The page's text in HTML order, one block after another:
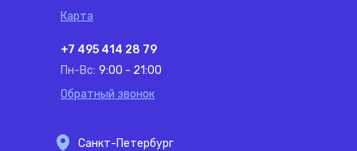
Карта
+7 495 414 28 79
Пн-Вс: 9:00 - 21:00
Обратный звонок
Санкт-Петербург